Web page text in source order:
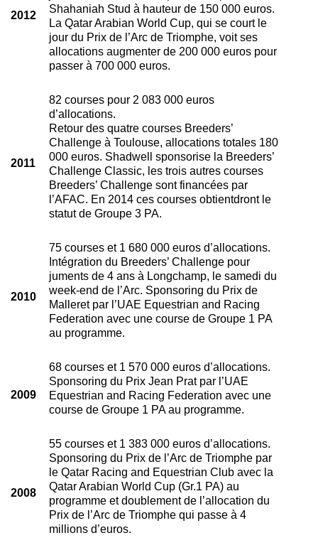
2012
Shahaniah Stud à hauteur de 150 000 euros.
La Qatar Arabian World Cup, qui se court le
jour du Prix de l’Arc de Triomphe, voit ses
allocations augmenter de 200 000 euros pour
passer à 700 000 euros.
2011
82 courses pour 2 083 000 euros
d’allocations.
Retour des quatre courses Breeders’
Challenge à Toulouse, allocations totales 180
000 euros. Shadwell sponsorise la Breeders’
Challenge Classic, les trois autres courses
Breeders’ Challenge sont financées par
l’AFAC. En 2014 ces courses obtientdront le
statut de Groupe 3 PA.
2010
75 courses et 1 680 000 euros d’allocations.
Intégration du Breeders’ Challenge pour
juments de 4 ans à Longchamp, le samedi du
week-end de l’Arc. Sponsoring du Prix de
Malleret par l’UAE Equestrian and Racing
Federation avec une course de Groupe 1 PA
au programme.
2009
68 courses et 1 570 000 euros d’allocations.
Sponsoring du Prix Jean Prat par l’UAE
Equestrian and Racing Federation avec une
course de Groupe 1 PA au programme.
2008
55 courses et 1 383 000 euros d’allocations.
Sponsoring du Prix de l’Arc de Triomphe par
le Qatar Racing and Equestrian Club avec la
Qatar Arabian World Cup (Gr.1 PA) au
programme et doublement de l’allocation du
Prix de l’Arc de Triomphe qui passe à 4
millions d’euros.